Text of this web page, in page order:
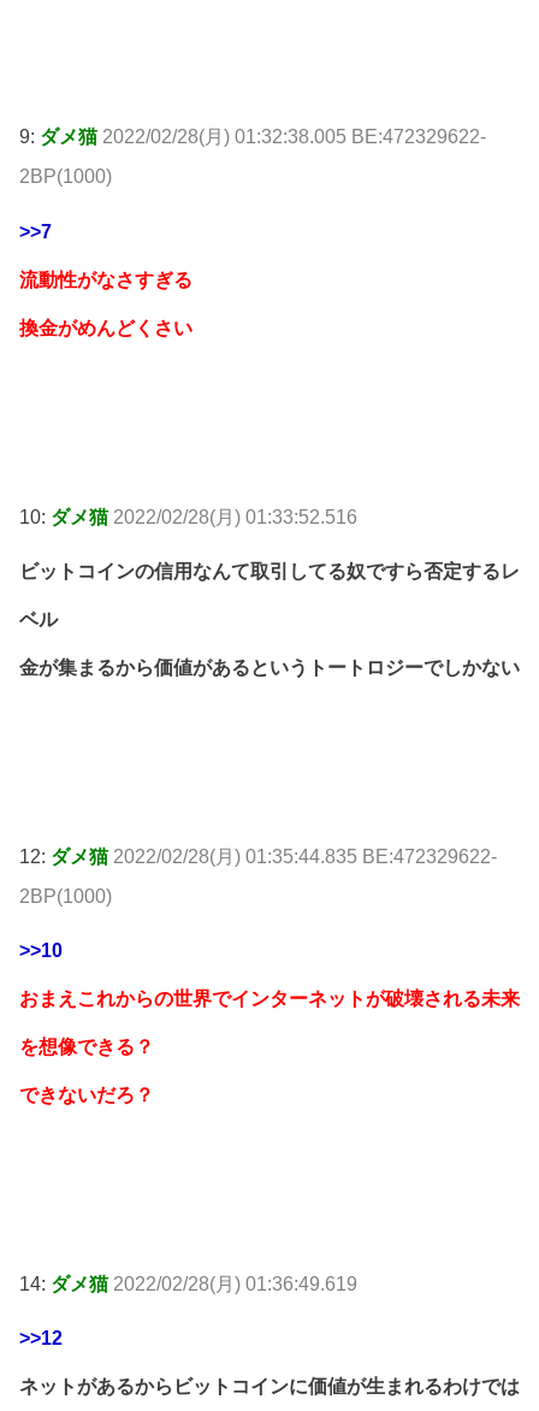
9: ダメ猫 2022/02/28(月) 01:32:38.005 BE:472329622-
2BP(1000)
>>7
流動性がなさすぎる
換金がめんどくさい
10: ダメ猫 2022/02/28(月) 01:33:52.516
ビットコインの信用なんて取引してる奴ですら否定するレ
ベル
金が集まるから価値があるというトートロジーでしかない
12: ダメ猫 2022/02/28(月) 01:35:44.835 BE:472329622-
2BP(1000)
>>10
おまえこれからの世界でインターネットが破壊される未来
を想像できる？
できないだろ？
14: ダメ猫 2022/02/28(月) 01:36:49.619
>>12
ネットがあるからビットコインに価値が生まれるわけでは